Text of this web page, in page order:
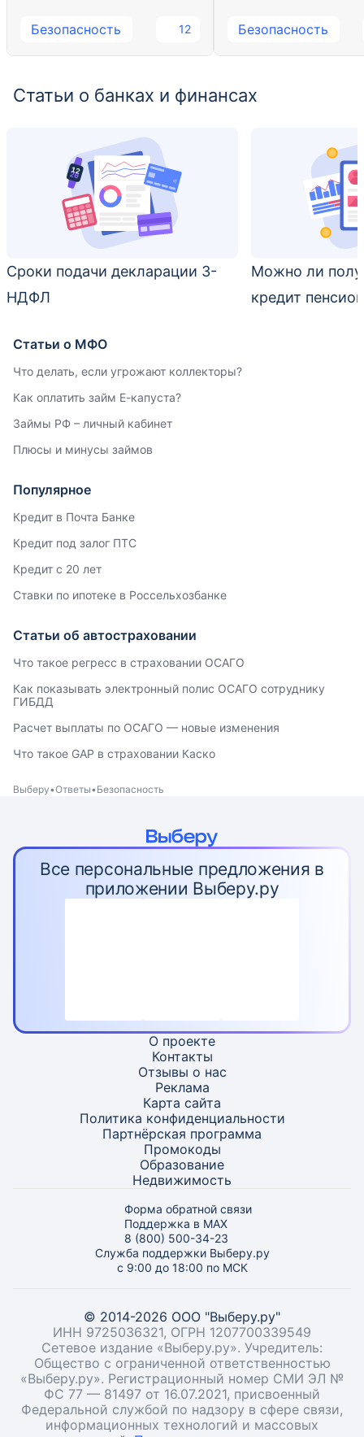
Безопасность 12 Безопасность
Статьи о банках и финансах
Сроки подачи декларации 3-
НДФЛ
Можно ли
кредит
Статьи о МФО
Что делать, если угрожают коллекторы?
Как оплатить займ Е-капуста?
Займы РФ – личный кабинет
Плюсы и минусы займов
Популярное
Кредит в Почта Банке
Кредит под залог ПТС
Кредит с 20 лет
Ставки по ипотеке в Россельхозбанке
Статьи об автостраховании
Что такое регресс в страховании ОСАГО
Как показывать электронный полис ОСАГО сотруднику
ГИБДД
Расчет выплаты по ОСАГО — новые изменения
Что такое GAP в страховании Каско
Выберу Ответы Безопасность
Все персональные предложения в
приложении Выберу.ру
О проекте
Контакты
Отзывы о нас
Реклама
Карта сайта
Политика конфиденциальности
Партнёрская программа
Промокоды
Образование
Недвижимость
Форма обратной связи
Поддержка в MAX
8 (800) 500-34-23
Служба поддержки Выберу.ру
с 9:00 до 18:00 по МСК
© 2014-2026 ООО "Выберу.ру"
ИНН 9725036321, ОГРН 1207700339549
Сетевое издание «Выберу.ру». Учредитель:
Общество с ограниченной ответственностью
«Выберу.ру». Регистрационный номер СМИ ЭЛ №
ФС 77 — 81497 от 16.07.2021, присвоенный
Федеральной службой по надзору в сфере связи,
информационных технологий и массовых